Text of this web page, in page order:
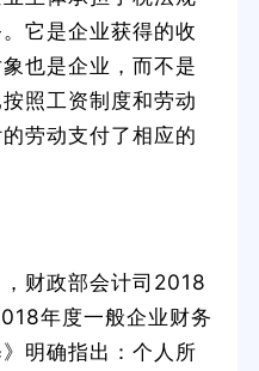
它是企业获得的收
也是企业，而不是
照工资制度和劳动
劳动支付了相应的
财政部会计司2018
年度一般企业财务
明确指出：个人所